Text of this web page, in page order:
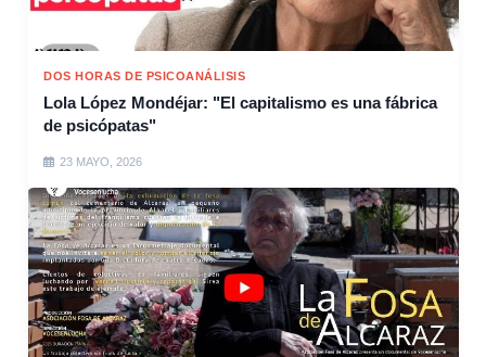
DOS HORAS DE PSICOANÁLISIS
Lola López Mondéjar: "El capitalismo es una fábrica
de psicópatas"
23 MAYO, 2026